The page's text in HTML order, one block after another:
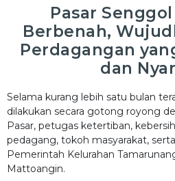
Pasar
Berbenah,
Perdagangan
dan
Selama kurang lebih satu bulan
dilakukan secara gotong royong
Pasar, petugas ketertiban,
pedagang, tokoh masyarakat,
Pemerintah Kelurahan
Mattoangin.